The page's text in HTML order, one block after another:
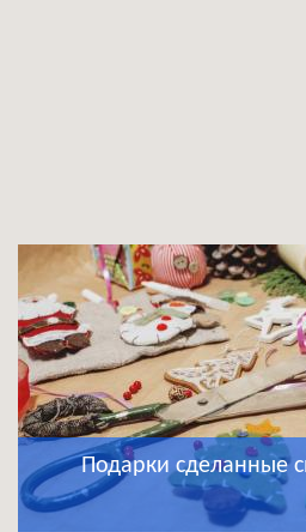
Подарки сделанные